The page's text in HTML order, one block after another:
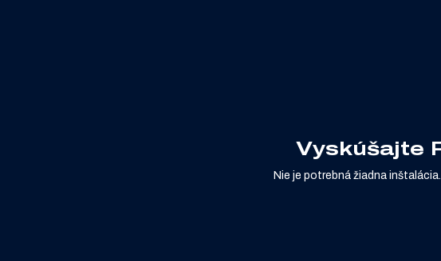
Vyskúšajte
Nie je potrebná žiadna